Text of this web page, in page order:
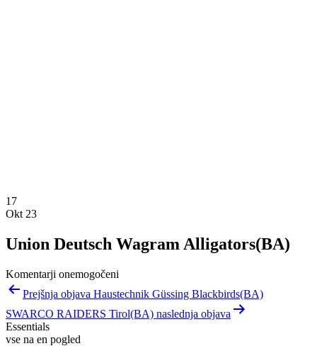
17
Okt 23
Union Deutsch Wagram Alligators(BA)
Komentarji onemogočeni
Navigacija
prispevka
Prejšnja objava Haustechnik Güssing Blackbirds(BA)
SWARCO RAIDERS Tirol(BA) naslednja objava
Essentials
vse na en pogled